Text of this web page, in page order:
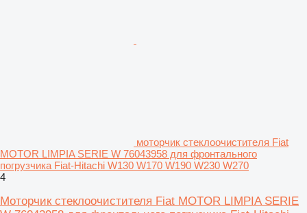
моторчик стеклоочистителя Fiat
MOTOR LIMPIA SERIE W 76043958 для фронтального
погрузчика Fiat-Hitachi W130 W170 W190 W230 W270
4
Моторчик стеклоочистителя Fiat MOTOR LIMPIA SERIE